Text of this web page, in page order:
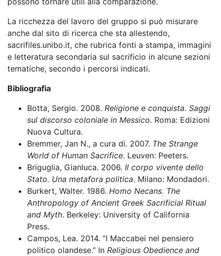
La ricchezza del lavoro del gruppo si può misurare
anche dal sito di ricerca che sta allestendo,
sacrifiles.unibo.it, che rubrica fonti a stampa, immagini
e letteratura secondaria sul sacrificio in alcune sezioni
tematiche, secondo i percorsi indicati.
Bibliografia
Botta, Sergio. 2008. Religione e conquista. Saggi
sul discorso coloniale in Messico. Roma: Edizioni
Nuova Cultura.
Bremmer, Jan N., a cura di. 2007. The Strange
World of Human Sacrifice. Leuven: Peeters.
Briguglia, Gianluca. 2006. Il corpo vivente dello
Stato. Una metafora politica. Milano: Mondadori.
Burkert, Walter. 1986. Homo Necans. The
Anthropology of Ancient Greek Sacrificial Ritual
and Myth. Berkeley: University of California
Press.
Campos, Lea. 2014. “I Maccabei nel pensiero
politico olandese.” In Religious Obedience and